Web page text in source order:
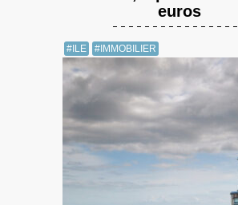
euros
#ILE #IMMOBILIER